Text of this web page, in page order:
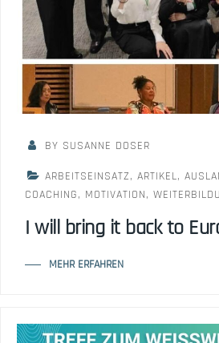
BY SUSANNE DOSER
ARBEITSEINSATZ, ARTIKEL,
COACHING, MOTIVATION,
I will bring it back to
MEHR ERFAHREN